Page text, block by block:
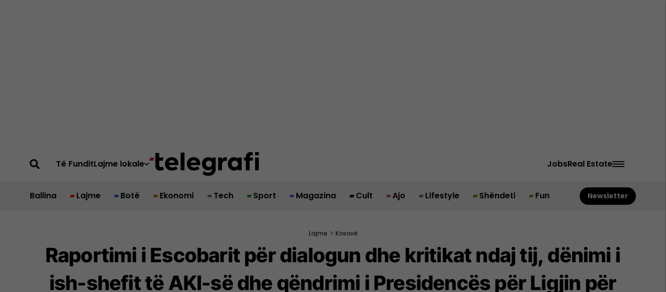
Të FunditLajme lokale JobsReal Estate
Ballina Lajme Botë Ekonomi Tech Sport Magazina Cult Ajo Lifestyle Shëndeti Fun Newsletter
Lajme > Kosovë
Raportimi i Escobarit për dialogun dhe kritikat ndaj tij, dënimi i
ish-shefit të AKI-së dhe qëndrimi i Presidencës për Ligjin për